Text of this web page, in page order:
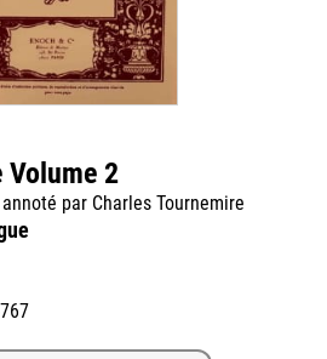
Volume 2
par Charles Tournemire